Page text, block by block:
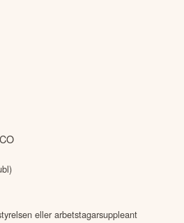
eller arbetstagarsuppleant